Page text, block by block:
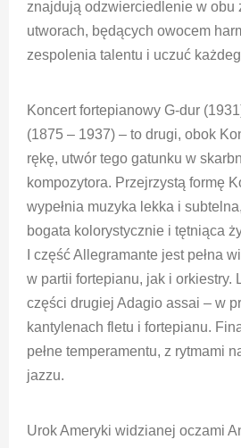
znajdują odzwierciedlenie w obu
utworach, będących owocem
zespolenia talentu i uczuć
Koncert fortepianowy G-dur
(1875 – 1937) – to drugi, obok
rękę, utwór tego gatunku w
kompozytora. Przejrzystą formę
wypełnia muzyka lekka i
bogata kolorystycznie i tętniąca
I część Allegramante jest pełna
w partii fortepianu, jak i orkiestry.
części drugiej Adagio assai – w
kantylenach fletu i fortepianu.
pełne temperamentu, z rytmami
jazzu.
Urok Ameryki widzianej oczami